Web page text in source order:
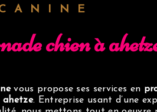
CANINE
chien à
vous propose ses services en
ahetze. Entreprise usant d’une